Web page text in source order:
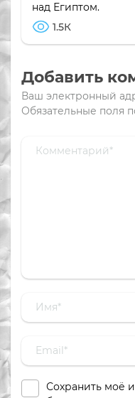
над Египтом.
1.5К
Добавить
Ваш электронный
Обязательные поля
Сохранить моё